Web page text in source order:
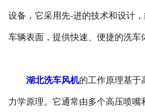
设备，它采用先-进的技术和设计
车辆表面，提供快速、便捷的洗车
湖北洗车风机的工作原理基于
力学原理。它通常由多个高压喷嘴